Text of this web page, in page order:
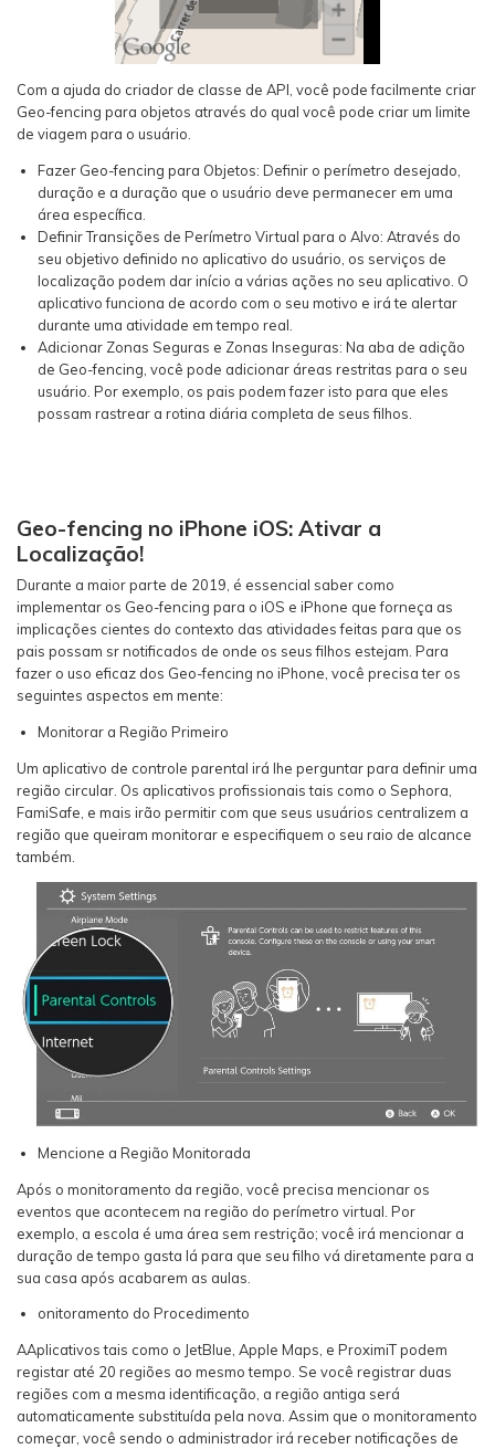
Com a ajuda do criador de classe de API, você pode facilmente criar
Geo-fencing para objetos através do qual você pode criar um limite
de viagem para o usuário.
Fazer Geo-fencing para Objetos: Definir o perímetro desejado,
duração e a duração que o usuário deve permanecer em uma
área específica.
Definir Transições de Perímetro Virtual para o Alvo: Através do
seu objetivo definido no aplicativo do usuário, os serviços de
localização podem dar início a várias ações no seu aplicativo. O
aplicativo funciona de acordo com o seu motivo e irá te alertar
durante uma atividade em tempo real.
Adicionar Zonas Seguras e Zonas Inseguras: Na aba de adição
de Geo-fencing, você pode adicionar áreas restritas para o seu
usuário. Por exemplo, os pais podem fazer isto para que eles
possam rastrear a rotina diária completa de seus filhos.
Geo-fencing no iPhone iOS: Ativar a
Localização!
Durante a maior parte de 2019, é essencial saber como
implementar os Geo-fencing para o iOS e iPhone que forneça as
implicações cientes do contexto das atividades feitas para que os
pais possam sr notificados de onde os seus filhos estejam. Para
fazer o uso eficaz dos Geo-fencing no iPhone, você precisa ter os
seguintes aspectos em mente:
Monitorar a Região Primeiro
Um aplicativo de controle parental irá lhe perguntar para definir uma
região circular. Os aplicativos profissionais tais como o Sephora,
FamiSafe, e mais irão permitir com que seus usuários centralizem a
região que queiram monitorar e especifiquem o seu raio de alcance
também.
Mencione a Região Monitorada
Após o monitoramento da região, você precisa mencionar os
eventos que acontecem na região do perímetro virtual. Por
exemplo, a escola é uma área sem restrição; você irá mencionar a
duração de tempo gasta lá para que seu filho vá diretamente para a
sua casa após acabarem as aulas.
onitoramento do Procedimento
AAplicativos tais como o JetBlue, Apple Maps, e ProximiT podem
registar até 20 regiões ao mesmo tempo. Se você registrar duas
regiões com a mesma identificação, a região antiga será
automaticamente substituída pela nova. Assim que o monitoramento
começar, você sendo o administrador irá receber notificações de